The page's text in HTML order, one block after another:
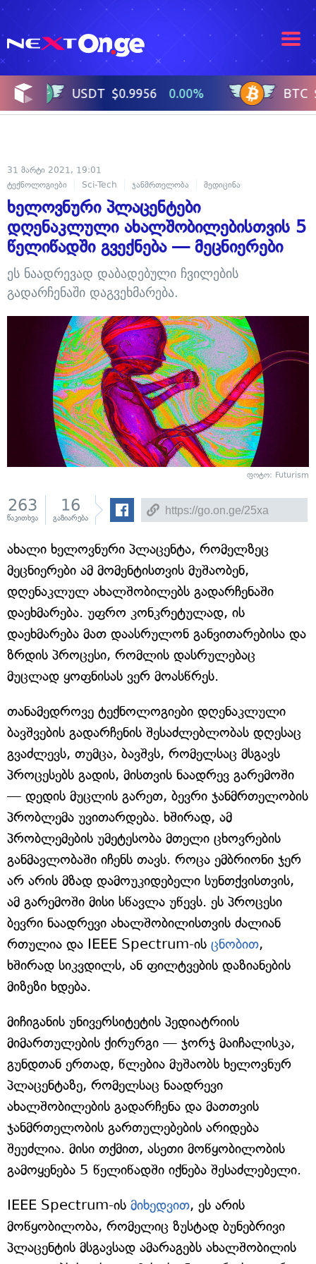
31 მარტი 2021, 19:01
ტექნოლოგიები
Sci-Tech ჯანმრთელობა მედიცინა
ხელოვნური პლაცენტები
დღენაკლული ახალშობილებისთვის 5
წელიწადში გვექნება — მეცნიერები
ეს ნაადრევად დაბადებული ჩვილების
გადარჩენაში დაგვეხმარება.
ფოტო: Futurism
263
წაკითხვა
16
გაზიარება
ახალი ხელოვნური პლაცენტა, რომელზეც
მეცნიერები ამ მომენტისთვის მუშაობენ,
დღენაკლულ ახალშობილებს გადარჩენაში
დაეხმარება. უფრო კონკრეტულად, ის
დაეხმარება მათ დაასრულონ განვითარებისა და
ზრდის პროცესი, რომლის დასრულებაც
მუცლად ყოფნისას ვერ მოასწრეს.
თანამედროვე ტექნოლოგიები დღენაკლული
ბავშვების გადარჩენის შესაძლებლობას დღესაც
გვაძლევს, თუმცა, ბავშვს, რომელსაც მსგავს
პროცესებს გადის, მისთვის ნაადრევ გარემოში
— დედის მუცლის გარეთ, ბევრი ჯანმრთელობის
პრობლემა უვითარდება. ხშირად, ამ
პრობლემების უმეტესობა მთელი ცხოვრების
განმავლობაში იჩენს თავს. როცა ემბრიონი ჯერ
არ არის მზად დამოუკიდებელი სუნთქვისთვის,
ამ გარემოში მისი სწავლა უწევს. ეს პროცესი
ბევრი ნაადრევი ახალშობილისთვის ძალიან
რთულია და IEEE Spectrum-ის ცნობით,
ხშირად სიკვდილს, ან ფილტვების დაზიანების
მიზეზი ხდება.
მიჩიგანის უნივერსიტეტის პედიატრიის
მიმართულების ქირურგი — ჯორჯ მაიჩალისკა,
გუნდთან ერთად, წლებია მუშაობს ხელოვნურ
პლაცენტაზე, რომელსაც ნაადრევი
ახალშობილების გადარჩენა და მათთვის
ჯანმრთელობის გართულებების არიდება
შეუძლია. მისი თქმით, ასეთი მოწყობილობის
გამოყენება 5 წელიწადში იქნება შესაძლებელი.
IEEE Spectrum-ის მიხედვით, ეს არის
მოწყობილობა, რომელიც ზუსტად ბუნებრივი
პლაცენტის მსგავსად ამარაგებს ახალშობილის